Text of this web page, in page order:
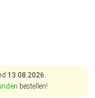
13.08.2026.
bestellen!